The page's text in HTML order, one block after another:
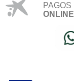
PAGOS
ONLINE